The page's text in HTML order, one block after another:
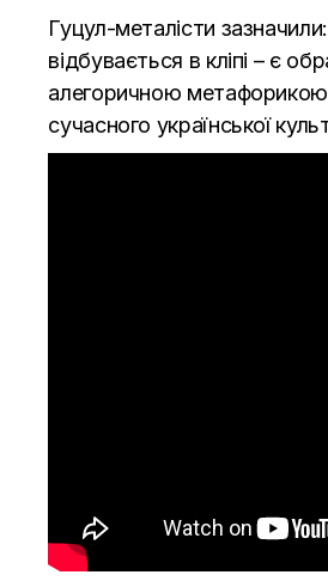
Гуцул-металісти
відбувається в кліпі – є
алегоричною
сучасного української